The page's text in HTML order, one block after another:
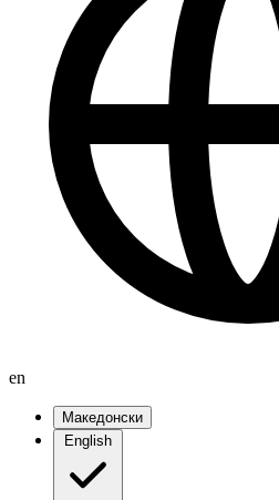
en
Македонски